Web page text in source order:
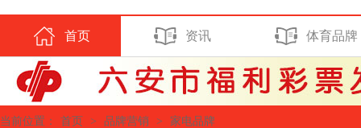
首页 资讯 体育品牌
当前位置： 首页 > 品牌营销 > 家电品牌